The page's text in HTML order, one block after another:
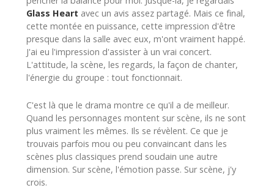
Glass Heart avec un avis assez partagé. Mais ce final,
cette montée en puissance, cette impression d'être
presque dans la salle avec eux, m'ont vraiment happé.
J'ai eu l'impression d'assister à un vrai concert.
L'attitude, la scène, les regards, la façon de chanter,
l'énergie du groupe : tout fonctionnait.
C'est là que le drama montre ce qu'il a de meilleur.
Quand les personnages montent sur scène, ils ne sont
plus vraiment les mêmes. Ils se révèlent. Ce que je
trouvais parfois mou ou peu convaincant dans les
scènes plus classiques prend soudain une autre
dimension. Sur scène, l'émotion passe. Sur scène, j'y
crois.